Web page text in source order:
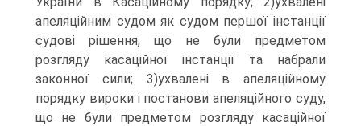
апеляційним судом як судом першої інстанції
судові рішення, що не були предметом
розгляду касаційної інстанції та набрали
законної сили; 3)ухвалені в апеляційному
порядку вироки і постанови апеляційного суду,
що не були предметом розгляду касаційної